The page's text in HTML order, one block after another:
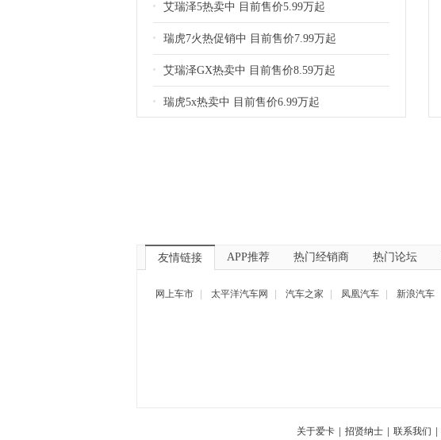
艾瑞泽5热卖中 目前售价5.99万起
瑞虎7火热促销中 目前售价7.99万起
艾瑞泽GX热卖中 目前售价8.59万起
瑞虎5x热卖中 目前售价6.99万起
友情链接 APP推荐 热门经销商 热门论坛
网上车市 太平洋汽车网 汽车之家 凤凰汽车 新浪汽车
关于爱卡 招贤纳士 联系我们